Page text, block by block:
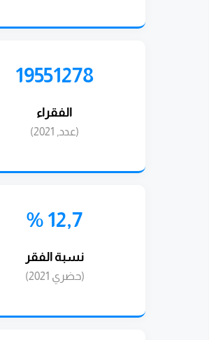
19551278
الفقراء
(عدد, 2021)
12,7 %
نسبة الفقر
(حضري 2021)